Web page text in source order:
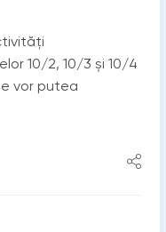
10/2, 10/3 și 10/4
vor putea